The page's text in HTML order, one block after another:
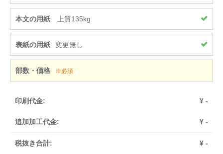
本文の用紙 上質135kg
表紙の用紙 変更無し
部数・価格 ※必須
印刷代金: ¥ -
追加加工代金: ¥ -
税抜き合計: ¥ -